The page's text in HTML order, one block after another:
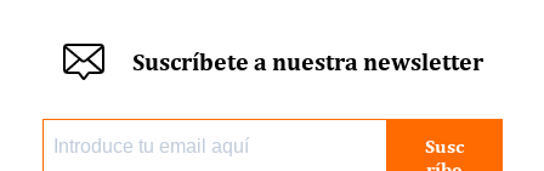
Suscríbete a nuestra newsletter
Susc